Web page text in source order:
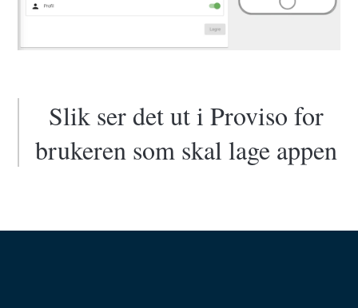
Slik ser det ut i Proviso for
brukeren som skal lage appen